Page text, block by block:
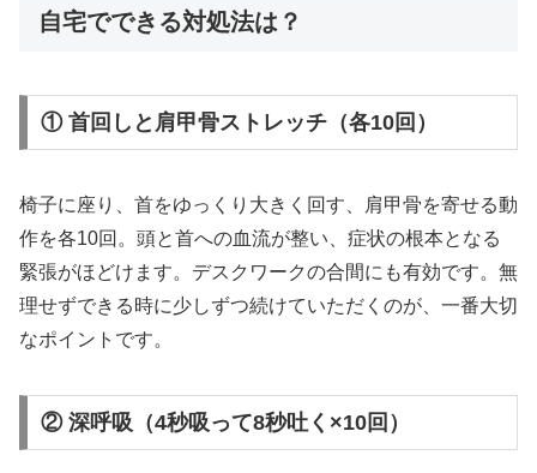
自宅でできる対処法は？
① 首回しと肩甲骨ストレッチ（各10回）
椅子に座り、首をゆっくり大きく回す、肩甲骨を寄せる動
作を各10回。頭と首への血流が整い、症状の根本となる
緊張がほどけます。デスクワークの合間にも有効です。無
理せずできる時に少しずつ続けていただくのが、一番大切
なポイントです。
② 深呼吸（4秒吸って8秒吐く×10回）